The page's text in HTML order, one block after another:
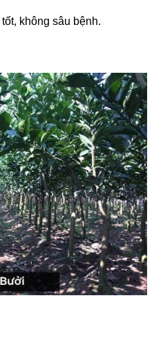
không sâu bệnh.